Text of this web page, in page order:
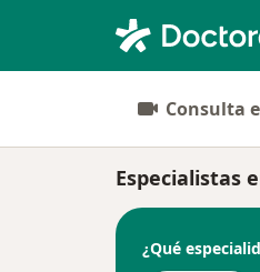
Consulta
Especialistas
¿Qué